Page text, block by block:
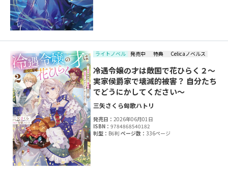
ライトノベル 発売中 特典 Celicaノベルス
冷遇令嬢の才は敵国で花ひらく２～
実家侯爵家で壊滅的被害？ 自分たち
でどうにかしてください～
三矢さくら匈歌ハトリ
発売日：2026年06月01日
ISBN：9784868540182
判型： B6判ページ数：336ページ